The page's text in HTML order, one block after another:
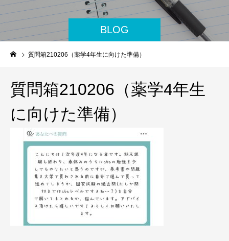
BLOG
質問箱210206（薬学4年生に向けた準備）
質問箱210206（薬学4年生
に向けた準備）